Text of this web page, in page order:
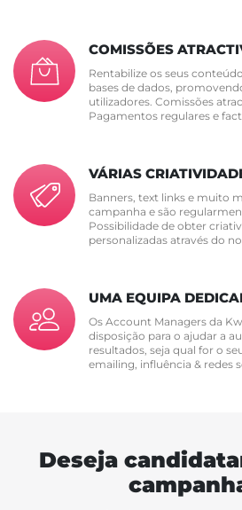
COMISSÕES
Rentabilize os seus
bases de dados,
utilizadores. Comissões
Pagamentos regulares e
VÁRIAS
Banners, text links e muito
campanha e são
Possibilidade de obter
personalizadas através do
UMA EQUIPA
Os Account Managers da
disposição para o ajudar a
resultados, seja qual for o
emailing, influência & redes
Deseja